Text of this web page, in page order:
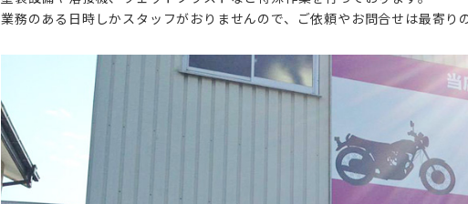
業務のある日時しかスタッフがおりませんので、ご依頼やお問合せは最寄り